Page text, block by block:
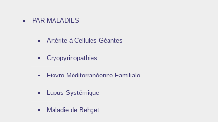
PAR MALADIES
Artérite à Cellules Géantes
Cryopyrinopathies
Fièvre Méditerranéenne Familiale
Lupus Systémique
Maladie de Behçet